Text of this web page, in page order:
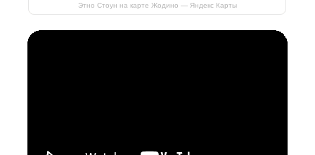
Этно Стоун на карте Жодино — Яндекс Карты